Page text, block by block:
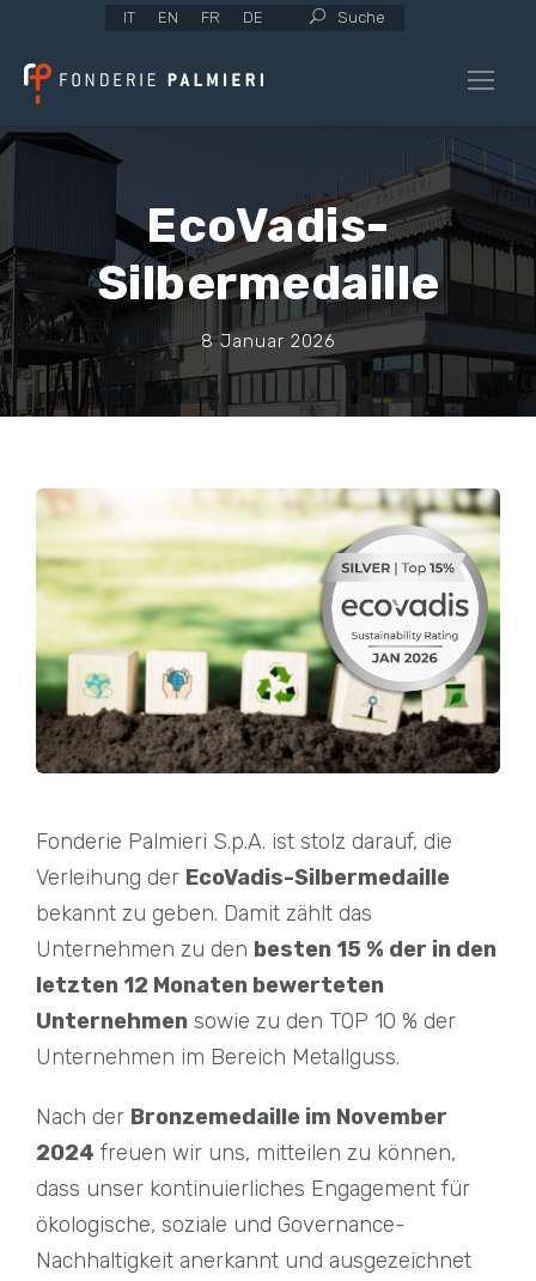
IT EN FR DE Suche
EcoVadis-
Silbermedaille
8 Januar 2026
Fonderie Palmieri S.p.A. ist stolz darauf, die
Verleihung der EcoVadis-Silbermedaille
bekannt zu geben. Damit zählt das
Unternehmen zu den besten 15 % der in den
letzten 12 Monaten bewerteten
Unternehmen sowie zu den TOP 10 % der
Unternehmen im Bereich Metallguss.
Nach der Bronzemedaille im November
2024 freuen wir uns, mitteilen zu können,
dass unser kontinuierliches Engagement für
ökologische, soziale und Governance-
Nachhaltigkeit anerkannt und ausgezeichnet